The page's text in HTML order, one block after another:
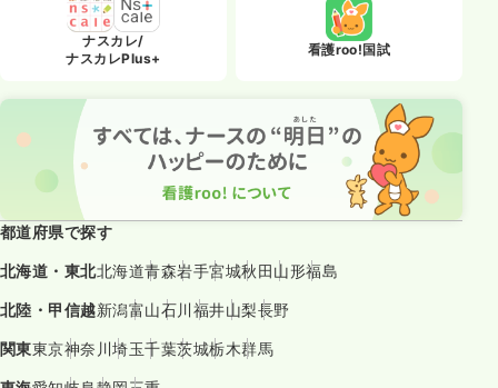
ナスカレ/
ナスカレPlus+
看護roo!国試
都道府県で探す
北海道・東北北海道青森岩手宮城秋田山形福島
北陸・甲信越新潟富山石川福井山梨長野
関東東京神奈川埼玉千葉茨城栃木群馬